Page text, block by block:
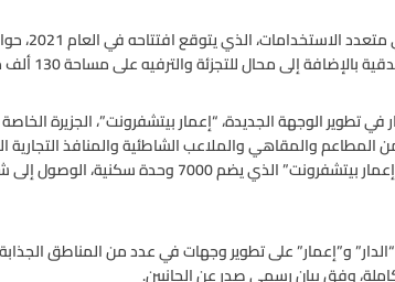
تطوير الوجهة الجديدة، “إعمار بيتشفرونت”، الجزيرة
والمقاهي والملاعب الشاطئية والمنافذ التجارية
ممشى الواجهة المائية. ويمكن لسكان “إعمار بيتشفرونت” الذي يضم
و”إعمار” على تطوير وجهات في عدد من المناطق
وفق بيان رسمي صدر عن الجانبين.